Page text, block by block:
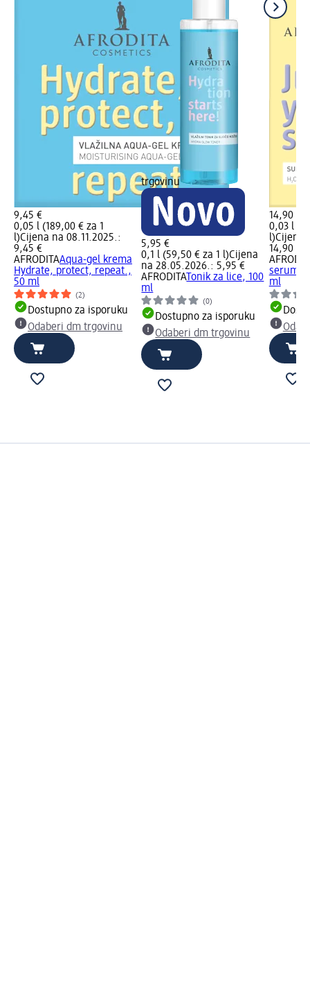
9,45 €
0,05 l (189,00 € za 1
l)Cijena na 08.11.2025.:
9,45 €
AFRODITAAqua-gel krema
Hydrate, protect, repeat.,
50 ml
(2)
Dostupno za isporuku
Odaberi dm trgovinu
trgovinu
5,95 €
0,1 l (59,50 € za 1 l)Cijena
na 28.05.2026.: 5,95 €
AFRODITATonik za lice, 100
ml
(0)
Dostupno za isporuku
Odaberi dm trgovinu
14,90 €
0,03 l
l)Cijena
14,90 €
serum
ml